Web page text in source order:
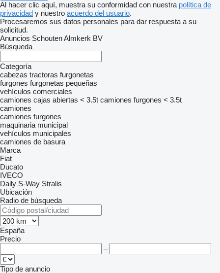
Al hacer clic aquí, muestra su conformidad con nuestra política de
privacidad y nuestro acuerdo del usuario.
Procesaremos sus datos personales para dar respuesta a su
solicitud.
Anuncios Schouten Almkerk BV
Búsqueda
Categoría
cabezas tractoras furgonetas
furgones furgonetas pequeñas
vehículos comerciales
camiones cajas abiertas < 3.5t camiones furgones < 3.5t
camiones
camiones furgones
maquinaria municipal
vehículos municipales
camiones de basura
Marca
Fiat
Ducato
IVECO
Daily S-Way Stralis
Ubicación
Radio de búsqueda
España
Precio
–
Tipo de anuncio